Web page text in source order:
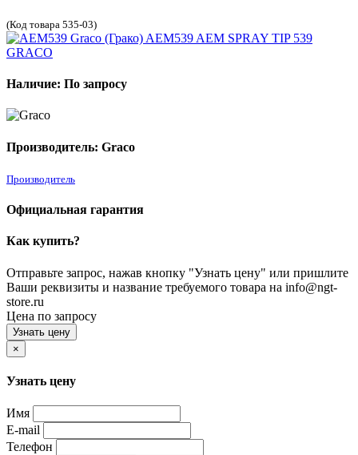
(Код товара 535-03)
Наличие: По запросу
Производитель: Graco
Производитель
Официальная гарантия
Как купить?
Отправьте запрос, нажав кнопку "Узнать цену" или пришлите
Ваши реквизиты и название требуемого товара на info@ngt-
store.ru
Цена по запросу
Узнать цену
×
Узнать цену
Имя
E-mail
Телефон